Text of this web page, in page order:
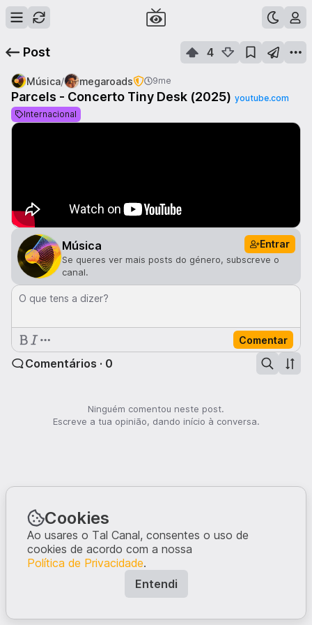
Post 4
Música/ megaroads 9me
Parcels - Concerto Tiny Desk (2025) youtube.com
Internacional
Música Entrar
Se queres ver mais posts do género, subscreve o
canal.
O que tens a dizer?
Comentar
Comentários · 0
Ninguém comentou neste post.
Escreve a tua opinião, dando início à conversa.
Cookies
Ao usares o Tal Canal, consentes o uso de
cookies de acordo com a nossa
Política de Privacidade.
Entendi